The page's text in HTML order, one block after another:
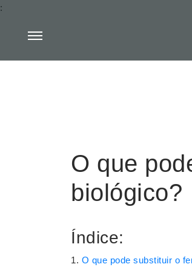
:
O que
biológico?
Índice:
O que pode substituir o